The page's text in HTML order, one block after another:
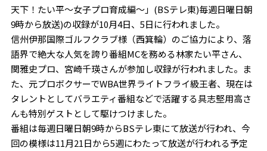
天下！たい平～女子プロ育成編～」(BSテレ東)毎週日曜日朝
9時から放送)の収録が10月4日、5日に行われました。
信州伊那国際ゴルフクラブ様（西箕輪）のご協力により、落
語界で絶大な人気を誇り番組MCを務める林家たい平さん、
関雅史プロ、宮崎千瑛さんが参加し収録が行われました。ま
た、元プロボクサーでWBA世界ライトフライ級王者、現在は
タレントとしてバラエティ番組などで活躍する具志堅用高さ
んも特別ゲストとして駆けつけました。
番組は毎週日曜日朝9時からBSテレ東にて放送が行われ、今
回の模様は11月21日から5週にわたって放送が行われる予定